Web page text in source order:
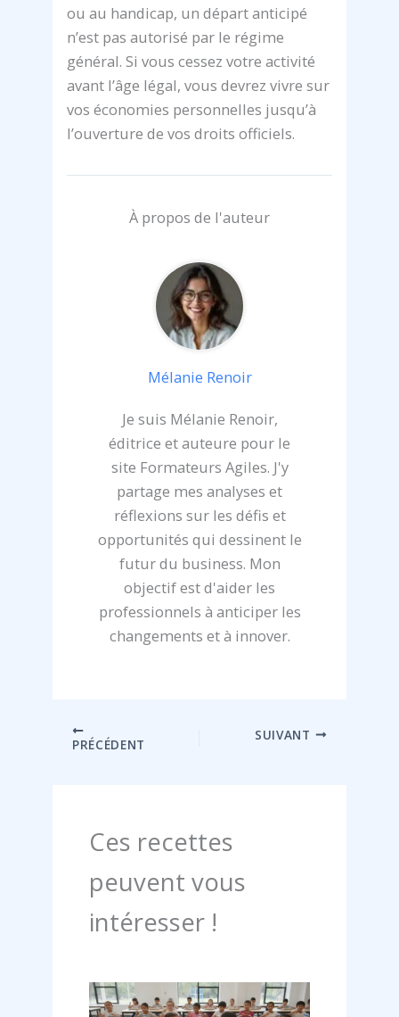
ou au handicap, un départ anticipé
n’est pas autorisé par le régime
général. Si vous cessez votre activité
avant l’âge légal, vous devrez vivre sur
vos économies personnelles jusqu’à
l’ouverture de vos droits officiels.
À propos de l'auteur
Mélanie Renoir
Je suis Mélanie Renoir,
éditrice et auteure pour le
site Formateurs Agiles. J'y
partage mes analyses et
réflexions sur les défis et
opportunités qui dessinent le
futur du business. Mon
objectif est d'aider les
professionnels à anticiper les
changements et à innover.
PRÉCÉDENT
SUIVANT
Ces recettes
peuvent vous
intéresser !